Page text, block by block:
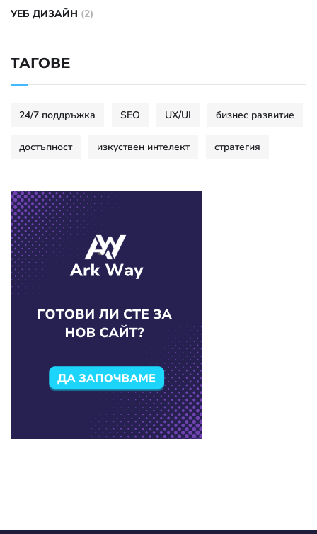
УЕБ ДИЗАЙН (2)
ТАГОВЕ
24/7 поддръжка SEO UX/UI бизнес развитие
достъпност изкуствен интелект стратегия